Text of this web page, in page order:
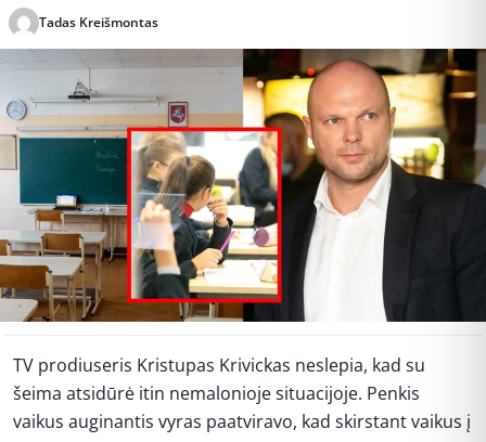
Tadas Kreišmontas
TV prodiuseris Kristupas Krivickas neslepia, kad su
šeima atsidūrė itin nemalonioje situacijoje. Penkis
vaikus auginantis vyras paatviravo, kad skirstant vaikus į